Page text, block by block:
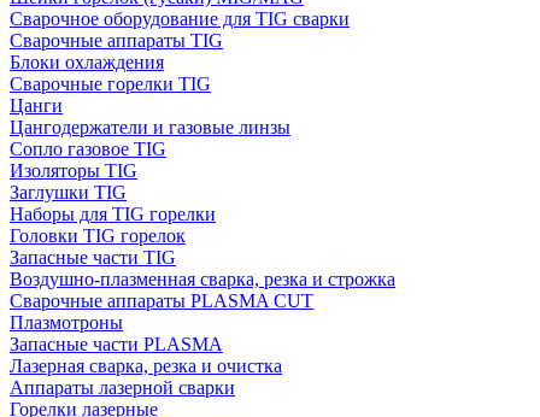
Сварочное оборудование для TIG сварки
Сварочные аппараты TIG
Блоки охлаждения
Сварочные горелки TIG
Цанги
Цангодержатели и газовые линзы
Сопло газовое TIG
Изоляторы TIG
Заглушки TIG
Наборы для TIG горелки
Головки TIG горелок
Запасные части TIG
Воздушно-плазменная сварка, резка и строжка
Сварочные аппараты PLASMA CUT
Плазмотроны
Запасные части PLASMA
Лазерная сварка, резка и очистка
Аппараты лазерной сварки
Горелки лазерные